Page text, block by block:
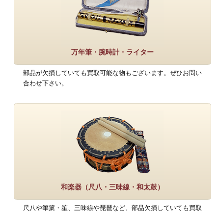
万年筆・腕時計・ライター
部品が欠損していても買取可能な物もございます。ぜひお問い
合わせ下さい。
和楽器（尺八・三味線・和太鼓）
尺八や篳篥・笙、三味線や琵琶など、部品欠損していても買取